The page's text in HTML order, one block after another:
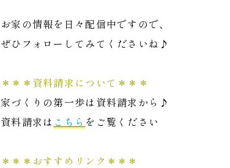
お家の情報を日々配信中ですので、
ぜひフォローしてみてくださいね♪
＊＊＊資料請求について＊＊＊
家づくりの第一歩は資料請求から♪
資料請求はこちらをご覧ください
＊＊＊おすすめリンク＊＊＊